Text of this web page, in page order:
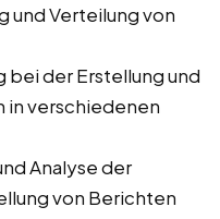
und Verteilung von
bei der Erstellung und
in verschiedenen
Analyse der
von Berichten